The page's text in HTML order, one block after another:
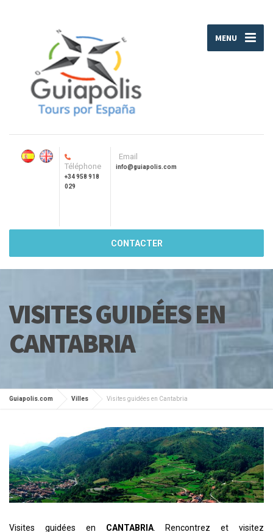
MENU
Téléphone
+34 958 918
029
Email
info@guiapolis.com
CONTACTER
VISITES GUIDÉES EN
CANTABRIA
Guiapolis.com Villes Visites guidées en Cantabria
Visites guidées en CANTABRIA. Rencontrez et visitez